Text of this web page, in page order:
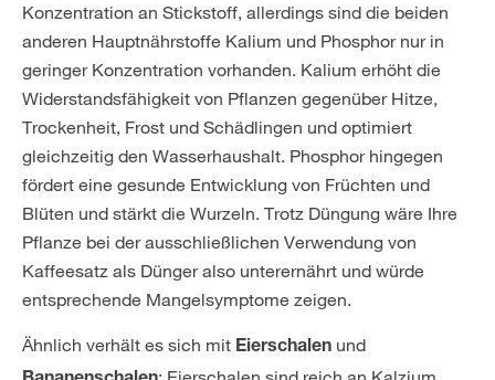
Konzentration an Stickstoff, allerdings sind die beiden
anderen Hauptnährstoffe Kalium und Phosphor nur in
geringer Konzentration vorhanden. Kalium erhöht die
Widerstandsfähigkeit von Pflanzen gegenüber Hitze,
Trockenheit, Frost und Schädlingen und optimiert
gleichzeitig den Wasserhaushalt. Phosphor hingegen
fördert eine gesunde Entwicklung von Früchten und
Blüten und stärkt die Wurzeln. Trotz Düngung wäre Ihre
Pflanze bei der ausschließlichen Verwendung von
Kaffeesatz als Dünger also unterernährt und würde
entsprechende Mangelsymptome zeigen.
Ähnlich verhält es sich mit Eierschalen und